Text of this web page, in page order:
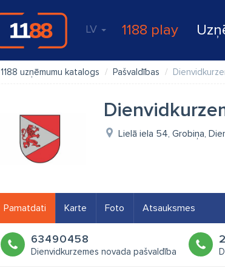
LV 1188 play
1188 uzņēmumu katalogs Pašvaldības
Lielā iela 54, Grobiņa,
Pamatdati Karte Foto Atsauksmes
63490458
Dienvidkurzemes novada pašvaldība